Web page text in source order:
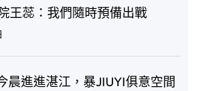
王蕊：我們隨時預備出戰
晨進進湛江，暴JIUYI俱意空間